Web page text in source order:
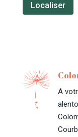
Localiser
A